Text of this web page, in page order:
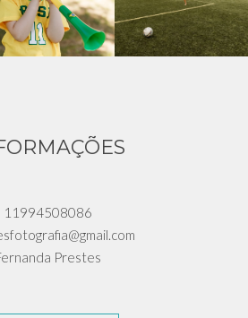
11994508086
Prestes